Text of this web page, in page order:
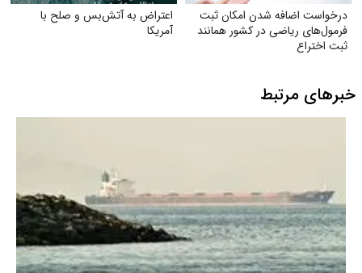
درخواست اضافه شدن امکان ثبت
فرمول‌های ریاضی در کشور همانند
ثبت اختراع
اعتراض به آتش‌بس و صلح با
آمریکا
خبرهای مرتبط